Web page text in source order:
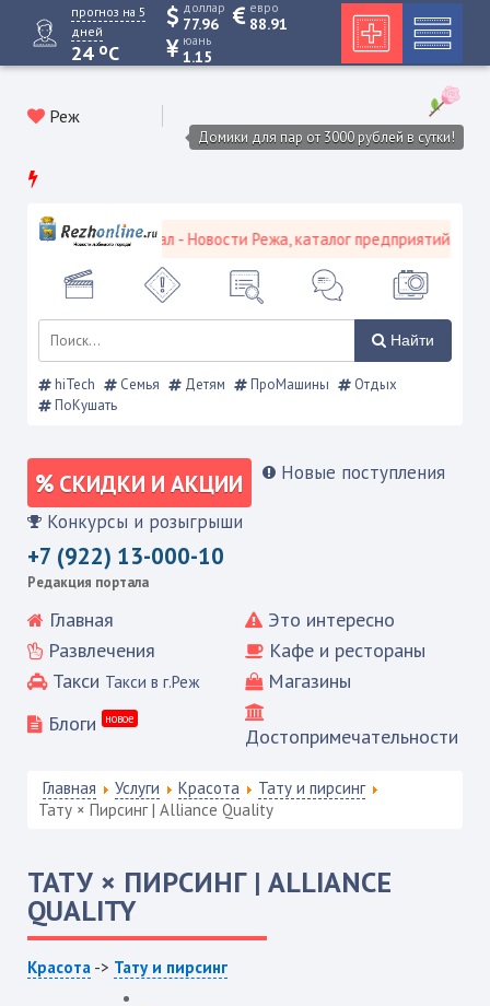
прогноз на 5
дней
24 oC
доллар
77.96
евро
88.91
юань
1.15
Реж
Домики для пар от 3000 рублей в сутки!
городской портал - Новости Режа, каталог предприятий,
Найти
hiTech Семья Детям ПроМашины
Отдых
ПоКушать
СКИДКИ И АКЦИИ Новые поступления
Конкурсы и розыгрыши
+7 (922) 13-000-10
Редакция портала
Главная
Это интересно
Развлечения
Кафе и рестораны
Такси Такси в г.Реж
Магазины
Блоги
новое
Достопримечательности
Главная Услуги Красота
Тату и пирсинг
Тату × Пирсинг | Alliance Quality
ТАТУ × ПИРСИНГ | ALLIANCE
QUALITY
Красота-> Тату и пирсинг